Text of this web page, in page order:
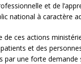
et de
national à caractère
de ces actions
et des
par une forte demande